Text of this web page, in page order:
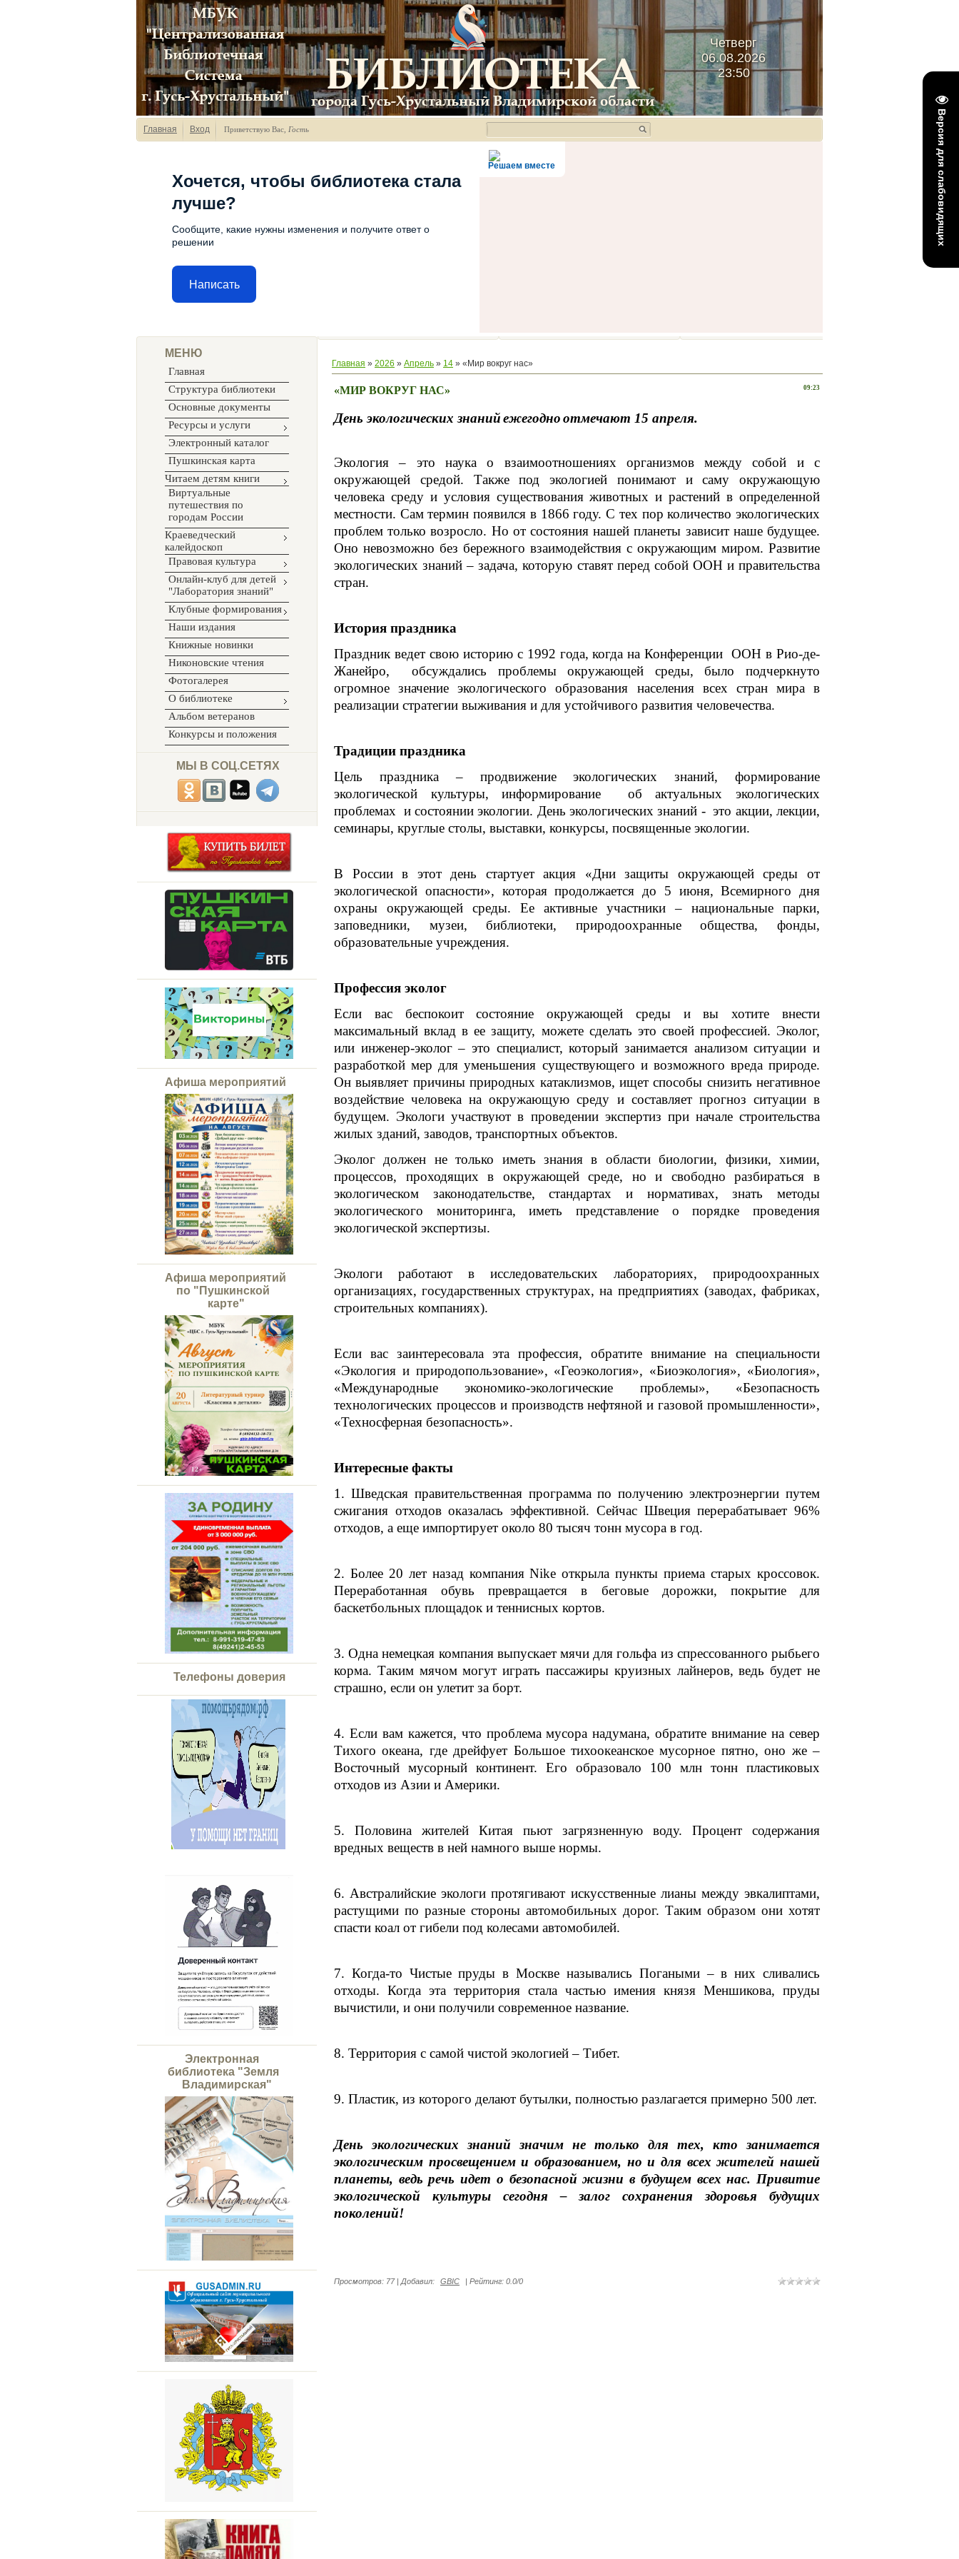
Версия для слабовидящих
Четверг
06.08.2026
23:50
Главная Вход Приветствую Вас Гость
Решаем вместе
Хочется, чтобы библиотека стала
лучше?
Сообщите, какие нужны изменения и получите ответ о
решении
Написать
МЕНЮ
Главная
Структура библиотеки
Основные документы
Ресурсы и услуги
Электронный каталог
Пушкинская карта
Читаем детям книги
Виртуальные
путешествия по
городам России
Краеведческий
калейдоскоп
Правовая культура
Онлайн-клуб для детей
"Лаборатория знаний"
Клубные формирования
Наши издания
Книжные новинки
Никоновские чтения
Фотогалерея
О библиотеке
Альбом ветеранов
Конкурсы и положения
МЫ В СОЦ.СЕТЯХ
Афиша мероприятий
Афиша мероприятий
по "Пушкинской
карте"
Телефоны доверия
Электронная
библиотека "Земля
Владимирская"
Главная » 2026 » Апрель » 14 » «Мир вокруг нас»
09:23
«МИР ВОКРУГ НАС»
День экологических знанийежегодноотмечают 15 апреля.
Экология – это наука о взаимоотношениях организмов между собой и с
окружающей средой. Также под экологией понимают и саму окружающую
человека среду и условия существования животных и растений в определенной
местности. Сам термин появился в 1866 году. С тех пор количество экологических
проблем только возросло. Но от состояния нашей планеты зависит наше будущее.
Оно невозможно без бережного взаимодействия с окружающим миром. Развитие
экологических знаний – задача, которую ставят перед собой ООН и правительства
стран.
История праздника
Праздник ведет свою историю с 1992 года, когда на Конференции ООН в Рио-де-
Жанейро, обсуждались проблемы окружающей среды, было подчеркнуто
огромное значение экологического образования населения всех стран мира в
реализации стратегии выживания и для устойчивого развития человечества.
Традиции праздника
Цель праздника – продвижение экологических знаний, формирование
экологической культуры, информирование об актуальных экологических
проблемах и состоянии экологии. День экологических знаний - это акции, лекции,
семинары, круглые столы, выставки, конкурсы, посвященные экологии.
В России в этот день стартует акция «Дни защиты окружающей среды от
экологической опасности», которая продолжается до 5 июня, Всемирного дня
охраны окружающей среды. Ее активные участники – национальные парки,
заповедники, музеи, библиотеки, природоохранные общества, фонды,
образовательные учреждения.
Профессия эколог
Если вас беспокоит состояние окружающей среды и вы хотите внести
максимальный вклад в ее защиту, можете сделать это своей профессией. Эколог,
или инженер-эколог – это специалист, который занимается анализом ситуации и
разработкой мер для уменьшения существующего и возможного вреда природе.
Он выявляет причины природных катаклизмов, ищет способы снизить негативное
воздействие человека на окружающую среду и составляет прогноз ситуации в
будущем. Экологи участвуют в проведении экспертиз при начале строительства
жилых зданий, заводов, транспортных объектов.
Эколог должен не только иметь знания в области биологии, физики, химии,
процессов, проходящих в окружающей среде, но и свободно разбираться в
экологическом законодательстве, стандартах и нормативах, знать методы
экологического мониторинга, иметь представление о порядке проведения
экологической экспертизы.
Экологи работают в исследовательских лабораториях, природоохранных
организациях, государственных структурах, на предприятиях (заводах, фабриках,
строительных компаниях).
Если вас заинтересовала эта профессия, обратите внимание на специальности
«Экология и природопользование», «Геоэкология», «Биоэкология», «Биология»,
«Международные экономико-экологические проблемы», «Безопасность
технологических процессов и производств нефтяной и газовой промышленности»,
«Техносферная безопасность».
Интересные факты
1. Шведская правительственная программа по получению электроэнергии путем
сжигания отходов оказалась эффективной. Сейчас Швеция перерабатывает 96%
отходов, а еще импортирует около 80 тысяч тонн мусора в год.
2. Более 20 лет назад компания Nike открыла пункты приема старых кроссовок.
Переработанная обувь превращается в беговые дорожки, покрытие для
баскетбольных площадок и теннисных кортов.
3. Одна немецкая компания выпускает мячи для гольфа из спрессованного рыбьего
корма. Таким мячом могут играть пассажиры круизных лайнеров, ведь будет не
страшно, если он улетит за борт.
4. Если вам кажется, что проблема мусора надумана, обратите внимание на север
Тихого океана, где дрейфует Большое тихоокеанское мусорное пятно, оно же –
Восточный мусорный континент. Его образовало 100 млн тонн пластиковых
отходов из Азии и Америки.
5. Половина жителей Китая пьют загрязненную воду. Процент содержания
вредных веществ в ней намного выше нормы.
6. Австралийские экологи протягивают искусственные лианы между эвкалиптами,
растущими по разные стороны автомобильных дорог. Таким образом они хотят
спасти коал от гибели под колесами автомобилей.
7. Когда-то Чистые пруды в Москве назывались Погаными – в них сливались
отходы. Когда эта территория стала частью имения князя Меншикова, пруды
вычистили, и они получили современное название.
8. Территория с самой чистой экологией – Тибет.
9. Пластик, из которого делают бутылки, полностью разлагается примерно 500 лет.
День экологических знаний значим не только для тех, кто занимается
экологическим просвещением и образованием, но и для всех жителей нашей
планеты, ведь речь идет о безопасной жизни в будущем всех нас. Привитие
экологической культуры сегодня – залог сохранения здоровья будущих
поколений!
Просмотров: 77| Добавил: GBIC | Рейтинг: 0.0/0